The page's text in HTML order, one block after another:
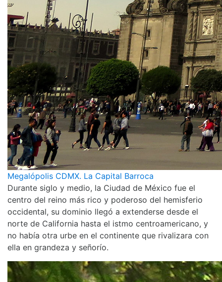
Megalópolis CDMX. La Capital Barroca
Durante siglo y medio, la Ciudad de México fue el
centro del reino más rico y poderoso del hemisferio
occidental, su dominio llegó a extenderse desde el
norte de California hasta el istmo centroamericano, y
no había otra urbe en el continente que rivalizara con
ella en grandeza y señorío.